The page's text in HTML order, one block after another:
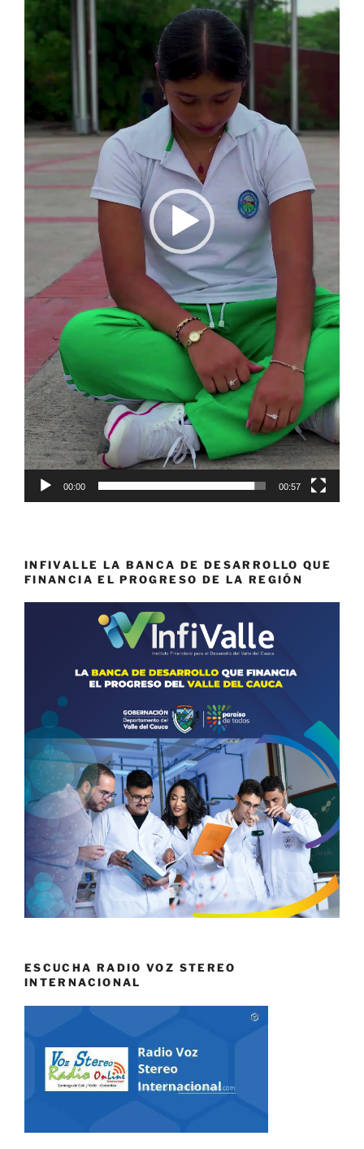
00:00 00:57
INFIVALLE LA BANCA DE DESARROLLO QUE
FINANCIA EL PROGRESO DE LA REGIÓN
ESCUCHA RADIO VOZ STEREO
INTERNACIONAL